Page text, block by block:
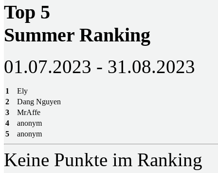
Top 5
Summer Ranking
01.07.2023 - 31.08.2023
1
Ely
2
Dang Nguyen
3
MrAffe
4
anonym
5
anonym
Keine Punkte im Ranking